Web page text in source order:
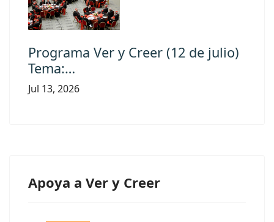
Programa Ver y Creer (12 de julio)
Tema:…
Jul 13, 2026
Apoya a Ver y Creer